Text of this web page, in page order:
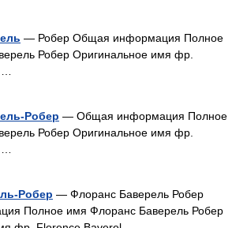
— Робер Общая информация Полное
Робер Оригинальное имя фр.
Робер — Общая информация Полное
Робер Оригинальное имя фр.
Робер — Флоранс Баверель Робер
Полное имя Флоранс Баверель Робер